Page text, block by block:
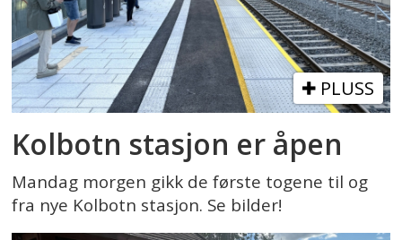
PLUSS
Kolbotn stasjon er åpen
Mandag morgen gikk de første togene til og
fra nye Kolbotn stasjon. Se bilder!